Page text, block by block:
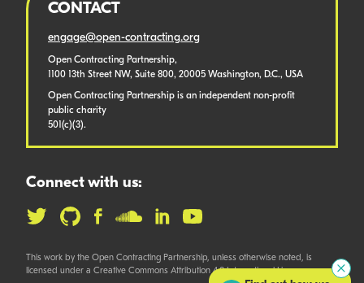
CONTACT
engage@open-contracting.org
Open Contracting Partnership,
1100 13th Street NW, Suite 800, 20005 Washington, D.C., USA
Open Contracting Partnership is an independent non-profit
public charity
501(c)(3).
Connect with us:
This work by the Open Contracting Partnership, unless otherwise noted, is
licensed under a Creative Commons Attribution 4.0 International License.